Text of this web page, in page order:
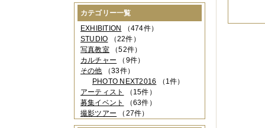
2022年09月（2件）
2022年08月
（3件）
2022年07月（3件）
2022年05月（4件）
2022年04月（2件）
2022年03月
（5件）
2022年02月（3件）
2022年01月（3件）
2021年12月（2件）
2021年11月（3件）
2021年10月
（1件）
カテゴリー一覧
EXHIBITION （474件）
STUDIO （22件）
写真教室（52件）
カルチャー （9件）
その他 （33件）
PHOTO NEXT2016 （1件）
アーティスト
（15件）
募集イベント
（63件）
撮影ツアー （27件）